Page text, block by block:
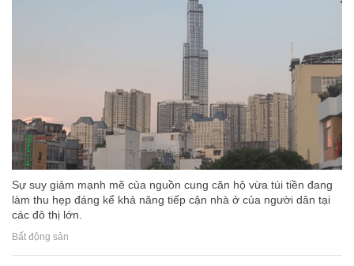
Sự suy giảm mạnh mẽ của nguồn cung căn hộ vừa túi tiền đang
làm thu hẹp đáng kể khả năng tiếp cận nhà ở của người dân tại
các đô thị lớn.
Bất động sản